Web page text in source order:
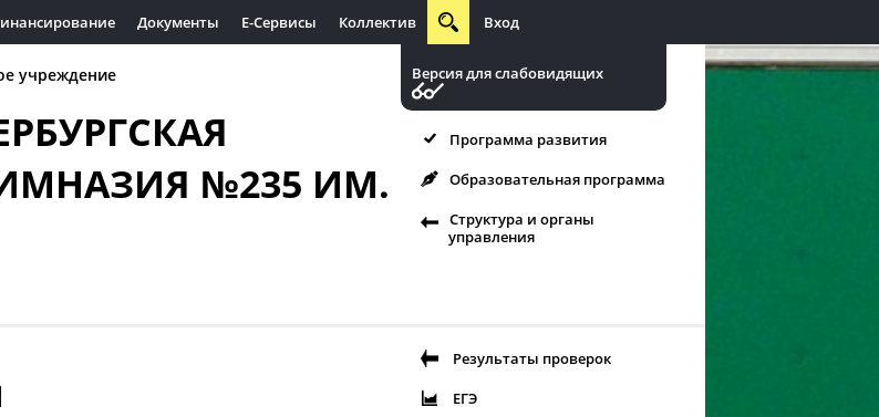
Документы Е-Сервисы Коллектив Вход
учреждение
№235 ИМ.
Версия для слабовидящих
Программа развития
Образовательная программа
Структура и органы
управления
Результаты проверок
ЕГЭ